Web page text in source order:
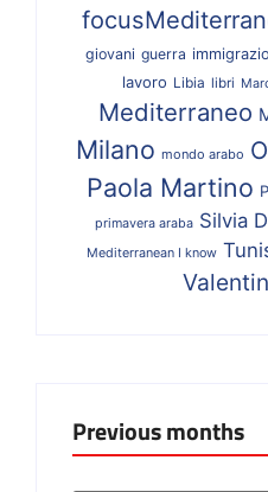
giovani guerra
lavoro Libia libri
Mediterraneo
Milano mondo arabo
Paola Martino
primavera araba Silvia
Mediterranean I know
Previous months